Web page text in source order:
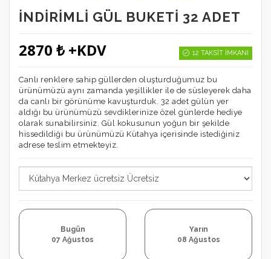
İNDIRIMLI GÜL BUKETI 32 ADET
2870 ₺ +KDV 12 TAKSIT İMKANI
Canlı renklere sahip güllerden oluşturduğumuz bu
ürünümüzü aynı zamanda yeşillikler ile de süsleyerek daha
da canlı bir görünüme kavuşturduk. 32 adet gülün yer
aldığı bu ürünümüzü sevdiklerinize özel günlerde hediye
olarak sunabilirsiniz. Gül kokusunun yoğun bir şekilde
hissedildiği bu ürünümüzü Kütahya içerisinde istediğiniz
adrese teslim etmekteyiz.
Bugün
07 Ağustos
Yarın
08 Ağustos